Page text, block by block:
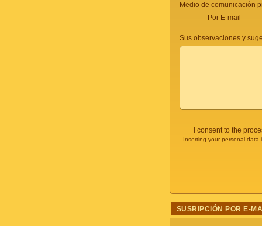
Medio de comunicación
Por E-mail
Sus observaciones y
I consent to the
Inserting your personal
SUSRIPCIÓN POR E-